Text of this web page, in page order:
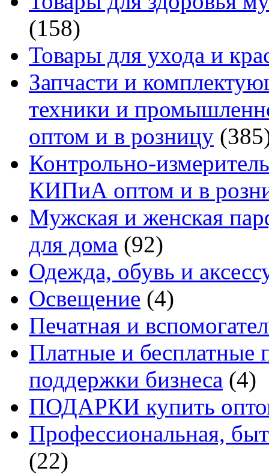
(158)
Товары для ухода и
Запчасти и
техники и
оптом и в розницу
Контрольно-
КИПиА оптом и в
Мужская и женская
для дома (92)
Одежда, обувь и
Освещение (4)
Печатная и
Платные и бесплатные
поддержки бизнеса (4)
ПОДАРКИ купить
Профессиональная,
(22)